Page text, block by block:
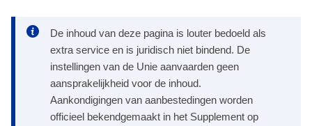
De inhoud van deze pagina is louter bedoeld als
extra service en is juridisch niet bindend. De
instellingen van de Unie aanvaarden geen
aansprakelijkheid voor de inhoud.
Aankondigingen van aanbestedingen worden
officieel bekendgemaakt in het Supplement op